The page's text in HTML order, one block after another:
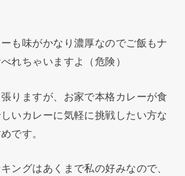
も味がかなり濃厚なのでご飯もナ
れちゃいますよ（危険）
りますが、お家で本格カレーが食
いカレーに気軽に挑戦したい方な
です。
ングはあくまで私の好みなので、